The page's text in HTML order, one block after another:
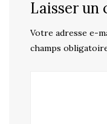
Laisser un
Votre adresse e-
champs